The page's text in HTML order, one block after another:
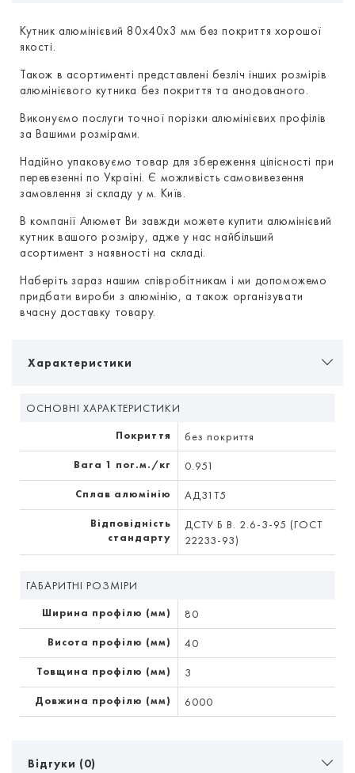
Кутник алюмінієвий 80х40х3 мм без покриття хорошої
якості.
Також в асортименті представлені безліч інших розмірів
алюмінієвого кутника без покриття та анодованого.
Виконуємо послуги точної порізки алюмінієвих профілів
за Вашими розмірами.
Надійно упаковуємо товар для збереження цілісності при
перевезенні по Україні. Є можливість самовивезення
замовлення зі складу у м. Київ.
В компанії Алюмет Ви завжди можете купити алюмінієвий
кутник вашого розміру, адже у нас найбільший
асортимент з наявності на складі.
Наберіть зараз нашим співробітникам і ми допоможемо
придбати вироби з алюмінію, а також організувати
вчасну доставку товару.
Характеристики
ОСНОВНІ ХАРАКТЕРИСТИКИ
Покриття без покриття
Вага 1 пог.м./кг 0.951
Сплав алюмінію АД31Т5
Відповідність
стандарту
ДСТУ Б В. 2.6-3-95 (ГОСТ
22233-93)
ГАБАРИТНІ РОЗМІРИ
Ширина профілю (мм) 80
Висота профілю (мм) 40
Товщина профілю (мм) 3
Довжина профілю (мм) 6000
Відгуки (0)